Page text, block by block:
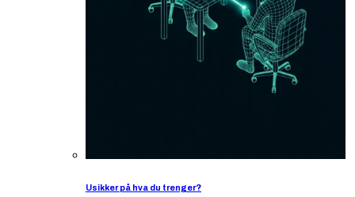
Usikker på hva du trenger?